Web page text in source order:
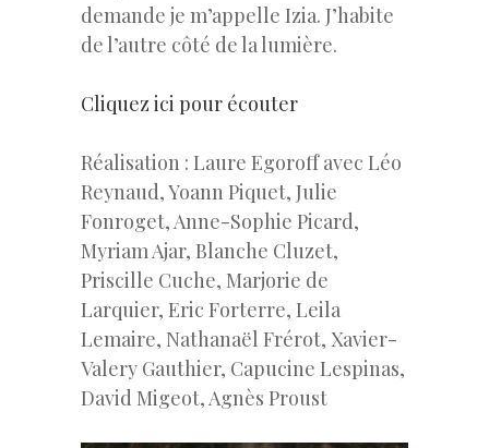
demande je m’appelle Izia. J’habite
de l’autre côté de la lumière.
Cliquez ici pour écouter
Réalisation : Laure Egoroff avec Léo
Reynaud, Yoann Piquet, Julie
Fonroget, Anne-Sophie Picard,
Myriam Ajar, Blanche Cluzet,
Priscille Cuche, Marjorie de
Larquier, Eric Forterre, Leila
Lemaire, Nathanaël Frérot, Xavier-
Valery Gauthier, Capucine Lespinas,
David Migeot, Agnès Proust